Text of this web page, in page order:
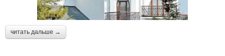
читать дальше →